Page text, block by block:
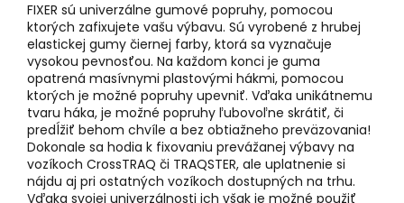
FIXER sú univerzálne gumové popruhy, pomocou
ktorých zafixujete vašu výbavu. Sú vyrobené z hrubej
elastickej gumy čiernej farby, ktorá sa vyznačuje
vysokou pevnosťou. Na každom konci je guma
opatrená masívnymi plastovými hákmi, pomocou
ktorých je možné popruhy upevniť. Vďaka unikátnemu
tvaru háka, je možné popruhy ľubovoľne skrátiť, či
predĺžiť behom chvíle a bez obtiažneho preväzovania!
Dokonale sa hodia k fixovaniu prevážanej výbavy na
vozíkoch CrossTRAQ či TRAQSTER, ale uplatnenie si
nájdu aj pri ostatných vozíkoch dostupných na trhu.
Vďaka svojej univerzálnosti ich však je možné použiť